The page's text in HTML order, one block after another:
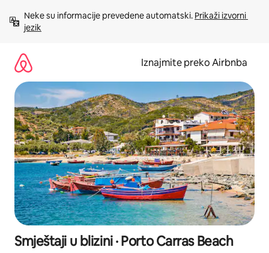
sadržaj
Neke su informacije prevedene automatski. Prikaži izvorni
jezik
Iznajmite preko Airbnba
Smještaji u blizini · Porto Carras Beach